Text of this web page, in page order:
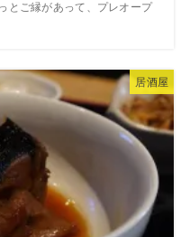
とご縁があって、プレオープ
居酒屋